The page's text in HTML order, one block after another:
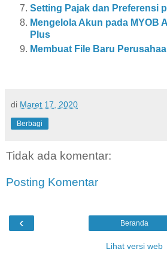
Setting Pajak dan Preferensi
Mengelola Akun pada MYOB
Plus
Membuat File Baru
di Maret 17, 2020
Berbagi
Tidak ada komentar:
Posting Komentar
‹ Beranda
Lihat versi web